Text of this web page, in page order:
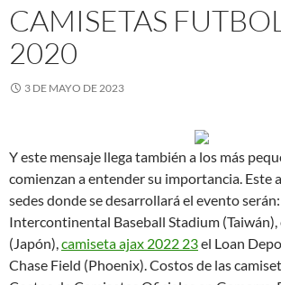
CAMISETAS
2020
3 DE MAYO DE 2023
Y este mensaje llega también a los más
comienzan a entender su importancia. Este
sedes donde se desarrollará el evento
Intercontinental Baseball Stadium (Taiwán),
(Japón),camiseta ajax 2022 23el Loan
Chase Field (Phoenix). Costos de las